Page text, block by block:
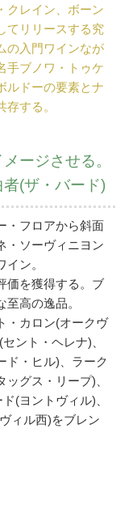
クレイン、ボーン
てリリースする究
の入門ワインなが
手ブノワ・トゥケ
ルドーの要素とナ
する。
ージさせる。
(ザ・バード)
・フロアから斜面
・ソーヴィニヨン
ン。
価を獲得する。ブ
高の逸品。
・カロン(オークヴ
ント・ヘレナ)、
ド・ヒル)、ラーク
グス・リープ)、
(ヨントヴィル)、
ィル西)をブレン